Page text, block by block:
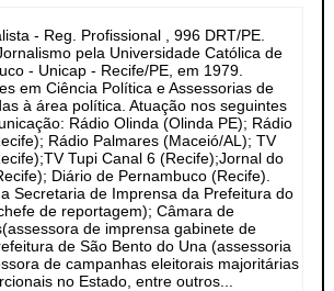
- Reg. Profissional , 996 DRT/PE.
pela Universidade Católica de
- Unicap - Recife/PE, em 1979.
em Ciência Política e Assessorias de
à área política. Atuação nos seguintes
Rádio Olinda (Olinda PE); Rádio
Rádio Palmares (Maceió/AL); TV
Tupi Canal 6 (Recife);Jornal do
Diário de Pernambuco (Recife).
Secretaria de Imprensa da Prefeitura do
de reportagem); Câmara de
de imprensa gabinete de
de São Bento do Una (assessoria
de campanhas eleitorais majoritárias
no Estado, entre outros...